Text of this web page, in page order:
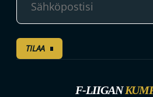
TILAA
F-LIIGAN